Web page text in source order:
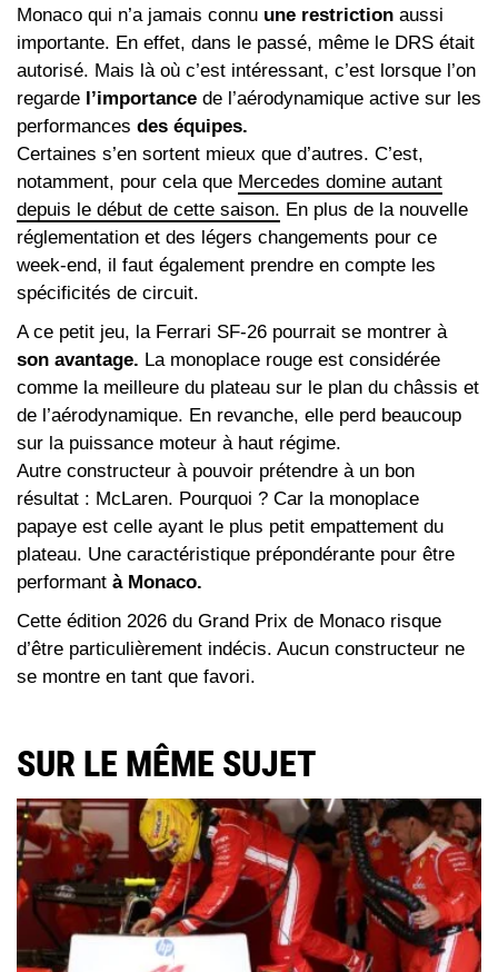
Monaco qui n’a jamais connu une restriction aussi
importante. En effet, dans le passé, même le DRS était
autorisé. Mais là où c’est intéressant, c’est lorsque l’on
regarde l’importance de l’aérodynamique active sur les
performances des équipes.
Certaines s’en sortent mieux que d’autres. C’est,
notamment, pour cela que Mercedes domine autant
depuis le début de cette saison. En plus de la nouvelle
réglementation et des légers changements pour ce
week-end, il faut également prendre en compte les
spécificités de circuit.
A ce petit jeu, la Ferrari SF-26 pourrait se montrer à
son avantage. La monoplace rouge est considérée
comme la meilleure du plateau sur le plan du châssis et
de l’aérodynamique. En revanche, elle perd beaucoup
sur la puissance moteur à haut régime.
Autre constructeur à pouvoir prétendre à un bon
résultat : McLaren. Pourquoi ? Car la monoplace
papaye est celle ayant le plus petit empattement du
plateau. Une caractéristique prépondérante pour être
performant à Monaco.
Cette édition 2026 du Grand Prix de Monaco risque
d’être particulièrement indécis. Aucun constructeur ne
se montre en tant que favori.
SUR LE MÊME SUJET